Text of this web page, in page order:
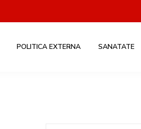
POLITICA EXTERNA SANATATE